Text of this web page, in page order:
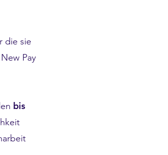
die sie
Pay
bis